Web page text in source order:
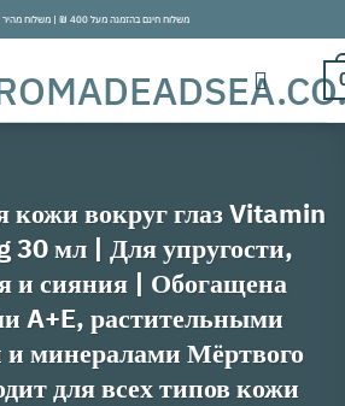
משלוח חינם בהזמנה מעל 400 ₪ | משלוח מהיר לכל הארץ
кожи вокруг глаз Vitamin
30 мл | Для упругости,
и сияния | Обогащена
A+E, растительными
и минералами Мёртвого
для всех типов кожи